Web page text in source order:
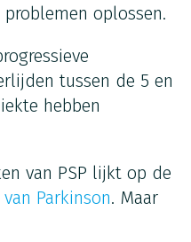
oplossen.
tussen de 5 en
hebben
van PSP lijkt op de
Parkinson. Maar